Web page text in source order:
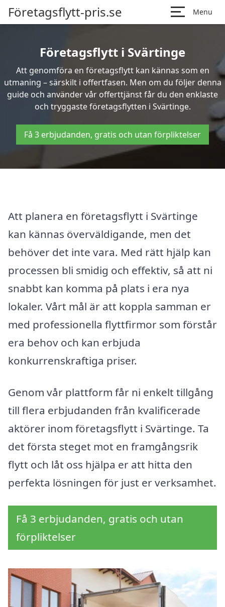
Företagsflytt-pris.se Menu
Företagsflytt i Svärtinge
Att genomföra en företagsflytt kan kännas som en
utmaning – särskilt i offertfasen. Men om du följer denna
guide och använder vår offerttjänst får du den enklaste
och tryggaste företagsflytten i Svärtinge.
Få 3 erbjudanden, gratis och utan förpliktelser
Att planera en företagsflytt i Svärtinge
kan kännas överväldigande, men det
behöver det inte vara. Med rätt hjälp kan
processen bli smidig och effektiv, så att ni
snabbt kan komma på plats i era nya
lokaler. Vårt mål är att koppla samman er
med professionella flyttfirmor som förstår
era behov och kan erbjuda
konkurrenskraftiga priser.
Genom vår plattform får ni enkelt tillgång
till flera erbjudanden från kvalificerade
aktörer inom företagsflytt i Svärtinge. Ta
det första steget mot en framgångsrik
flytt och låt oss hjälpa er att hitta den
perfekta lösningen för just er verksamhet.
Få 3 erbjudanden, gratis och utan
förpliktelser